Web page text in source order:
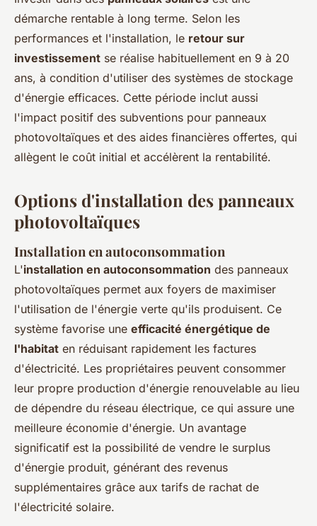
démarche rentable à long terme. Selon les
performances et l'installation, le retour sur
investissement se réalise habituellement en 9 à 20
ans, à condition d'utiliser des systèmes de stockage
d'énergie efficaces. Cette période inclut aussi
l'impact positif des subventions pour panneaux
photovoltaïques et des aides financières offertes, qui
allègent le coût initial et accélèrent la rentabilité.
Options d'installation des panneaux
photovoltaïques
Installation en autoconsommation
L'installation en autoconsommation des panneaux
photovoltaïques permet aux foyers de maximiser
l'utilisation de l'énergie verte qu'ils produisent. Ce
système favorise une efficacité énergétique de
l'habitat en réduisant rapidement les factures
d'électricité. Les propriétaires peuvent consommer
leur propre production d'énergie renouvelable au lieu
de dépendre du réseau électrique, ce qui assure une
meilleure économie d'énergie. Un avantage
significatif est la possibilité de vendre le surplus
d'énergie produit, générant des revenus
supplémentaires grâce aux tarifs de rachat de
l'électricité solaire.